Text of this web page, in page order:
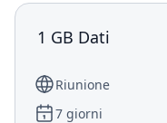
1 GB Dati
Riunione
7 giorni